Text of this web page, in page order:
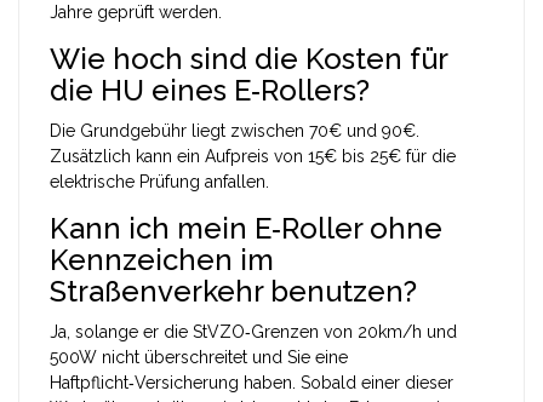
Jahre geprüft werden.
Wie hoch sind die Kosten für
die HU eines E‑Rollers?
Die Grundgebühr liegt zwischen 70€ und 90€.
Zusätzlich kann ein Aufpreis von 15€ bis 25€ für die
elektrische Prüfung anfallen.
Kann ich mein E‑Roller ohne
Kennzeichen im
Straßenverkehr benutzen?
Ja, solange er die StVZO‑Grenzen von 20km/h und
500W nicht überschreitet und Sie eine
Haftpflicht‑Versicherung haben. Sobald einer dieser